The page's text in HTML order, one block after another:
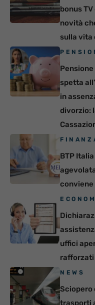
bonus
novità
sulla vita
spetta
in
divorzio:
BTP
uffici
rafforzati
NEWS
Sciopero
trasporti